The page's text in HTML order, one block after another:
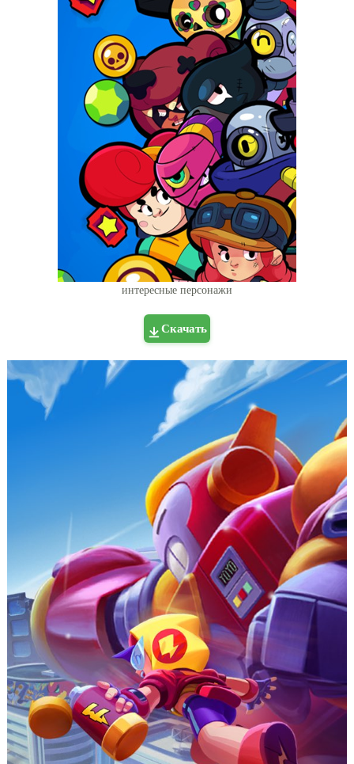
интересные персонажи
Скачать